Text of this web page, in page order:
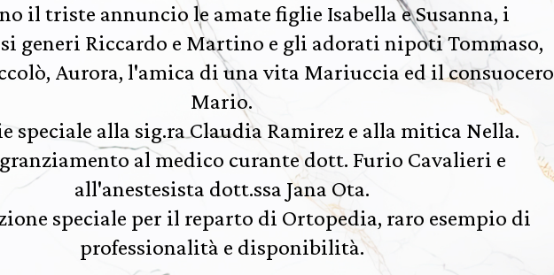
il triste annuncio le amate figlie Isabella e Susanna, i
generi Riccardo e Martino e gli adorati nipoti Tommaso,
Aurora, l'amica di una vita Mariuccia ed il consuocero
Mario.
speciale alla sig.ra Claudia Ramirez e alla mitica Nella.
al medico curante dott. Furio Cavalieri e
all'anestesista dott.ssa Jana Ota.
speciale per il reparto di Ortopedia, raro esempio di
professionalità e disponibilità.